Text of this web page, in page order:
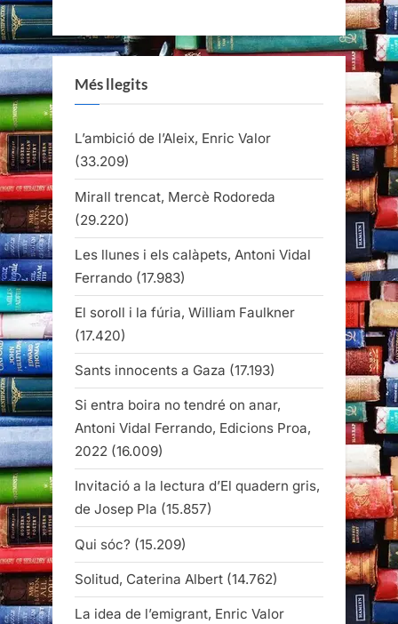
Més llegits
L’ambició de l’Aleix, Enric Valor
(33.209)
Mirall trencat, Mercè Rodoreda
(29.220)
Les llunes i els calàpets, Antoni Vidal
Ferrando (17.983)
El soroll i la fúria, William Faulkner
(17.420)
Sants innocents a Gaza (17.193)
Si entra boira no tendré on anar,
Antoni Vidal Ferrando, Edicions Proa,
2022 (16.009)
Invitació a la lectura d’El quadern gris,
de Josep Pla (15.857)
Qui sóc? (15.209)
Solitud, Caterina Albert (14.762)
La idea de l’emigrant, Enric Valor